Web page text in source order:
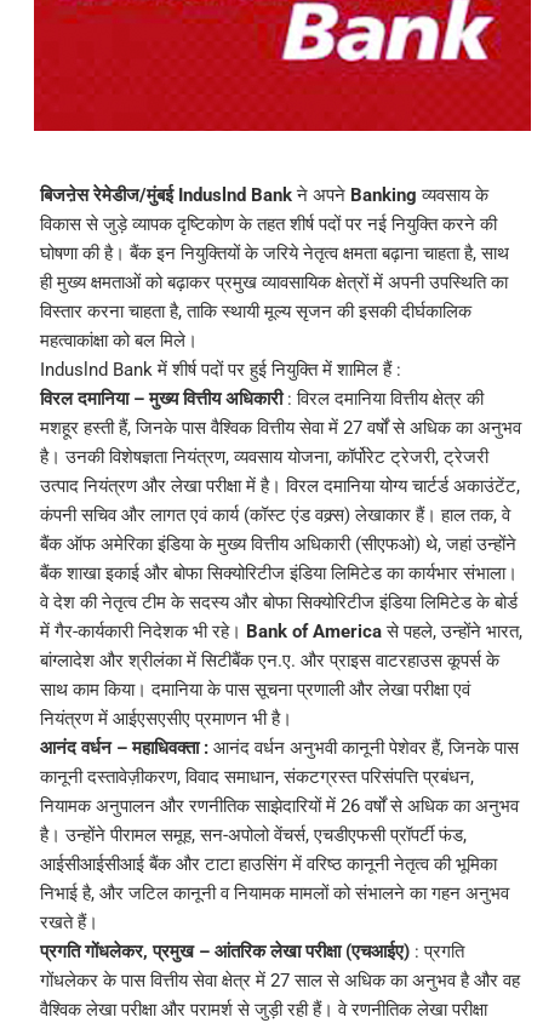
बिजऩेस रेमेडीज/मुंबई Induslnd Bankने अपने Banking व्यवसाय के
विकास से जुड़े व्यापक दृष्टिकोण के तहत शीर्ष पदों पर नई नियुक्ति करने की
घोषणा की है। बैंक इन नियुक्तियों के जरिये नेतृत्व क्षमता बढ़ाना चाहता है, साथ
ही मुख्य क्षमताओं को बढ़ाकर प्रमुख व्यावसायिक क्षेत्रों में अपनी उपस्थिति का
विस्तार करना चाहता है, ताकि स्थायी मूल्य सृजन की इसकी दीर्घकालिक
महत्वाकांक्षा को बल मिले।
Induslnd Bank में शीर्ष पदों पर हुई नियुक्ति में शामिल हैं :
विरल दमानिया – मुख्य वित्तीय अधिकारी: विरल दमानिया वित्तीय क्षेत्र की
मशहूर हस्ती हैं, जिनके पास वैश्विक वित्तीय सेवा में 27 वर्षों से अधिक का अनुभव
है। उनकी विशेषज्ञता नियंत्रण, व्यवसाय योजना, कॉर्पोरेट ट्रेजरी, ट्रेजरी
उत्पाद नियंत्रण और लेखा परीक्षा में है। विरल दमानिया योग्य चार्टर्ड अकाउंटेंट,
कंपनी सचिव और लागत एवं कार्य (कॉस्ट एंड वक्र्स) लेखाकार हैं। हाल तक, वे
बैंक ऑफ अमेरिका इंडिया के मुख्य वित्तीय अधिकारी (सीएफओ) थे, जहां उन्होंने
बैंक शाखा इकाई और बोफा सिक्योरिटीज इंडिया लिमिटेड का कार्यभार संभाला।
वे देश की नेतृत्व टीम के सदस्य और बोफा सिक्योरिटीज इंडिया लिमिटेड के बोर्ड
में गैर-कार्यकारी निदेशक भी रहे। Bank of Americaसे पहले, उन्होंने भारत,
बांग्लादेश और श्रीलंका में सिटीबैंक एन.ए. और प्राइस वाटरहाउस कूपर्स के
साथ काम किया। दमानिया के पास सूचना प्रणाली और लेखा परीक्षा एवं
नियंत्रण में आईएसएसीए प्रमाणन भी है।
आनंद वर्धन – महाधिवक्ता :आनंद वर्धन अनुभवी कानूनी पेशेवर हैं, जिनके पास
कानूनी दस्तावेज़ीकरण, विवाद समाधान, संकटग्रस्त परिसंपत्ति प्रबंधन,
नियामक अनुपालन और रणनीतिक साझेदारियों में 26 वर्षों से अधिक का अनुभव
है। उन्होंने पीरामल समूह, सन-अपोलो वेंचर्स, एचडीएफसी प्रॉपर्टी फंड,
आईसीआईसीआई बैंक और टाटा हाउसिंग में वरिष्ठ कानूनी नेतृत्व की भूमिका
निभाई है, और जटिल कानूनी व नियामक मामलों को संभालने का गहन अनुभव
रखते हैं।
प्रगति गोंधलेकर, प्रमुख – आंतरिक लेखा परीक्षा (एचआईए): प्रगति
गोंधलेकर के पास वित्तीय सेवा क्षेत्र में 27 साल से अधिक का अनुभव है और वह
वैश्विक लेखा परीक्षा और परामर्श से जुड़ी रही हैं। वे रणनीतिक लेखा परीक्षा